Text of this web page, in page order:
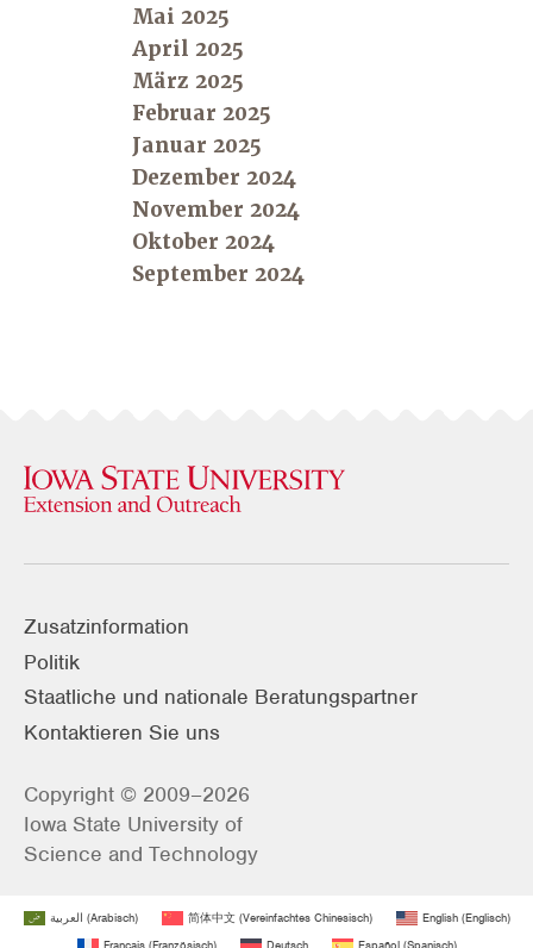
Mai 2025
April 2025
März 2025
Februar 2025
Januar 2025
Dezember 2024
November 2024
Oktober 2024
September 2024
Zusatzinformation
Politik
Staatliche und nationale Beratungspartner
Kontaktieren Sie uns
Copyright © 2009–2026
Iowa State University of
Science and Technology
العربية (Arabisch) 简体中文(Vereinfachtes Chinesisch) English(Englisch)